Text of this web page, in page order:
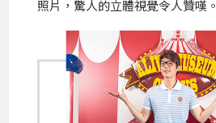
照片，驚人的立體視覺令人贊嘆。